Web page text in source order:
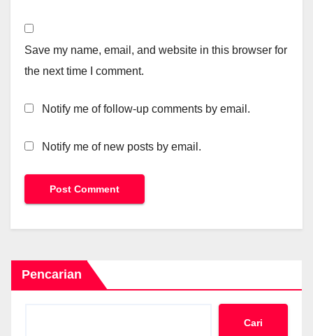
Save my name, email, and website in this browser for
the next time I comment.
Notify me of follow-up comments by email.
Notify me of new posts by email.
Pencarian
Cari